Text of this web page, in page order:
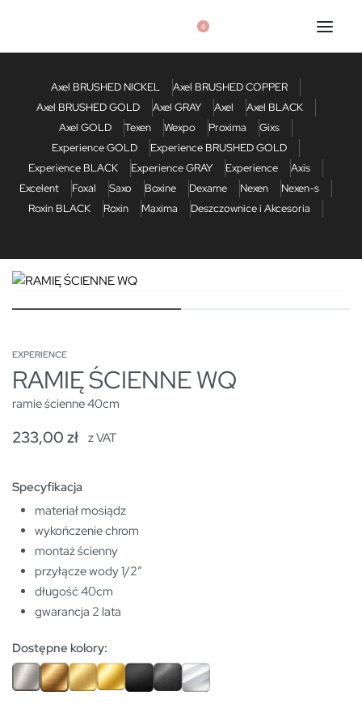
0
Axel BRUSHED NICKEL
Axel BRUSHED COPPER
Axel BRUSHED GOLD
Axel GRAY Axel
Axel BLACK
Axel GOLD
Texen Wexpo Proxima
Gixs
Experience GOLD
Experience BRUSHED GOLD
Experience BLACK
Experience GRAY Experience
Axis
Excelent
Foxal Saxo Boxine Dexame Nexen
Nexen-s
Roxin BLACK
Roxin Maxima Deszczownice i Akcesoria
EXPERIENCE
RAMIĘ ŚCIENNE WQ
ramie ścienne 40cm
233,00 zł z VAT
Specyfikacja
materiał mosiądz
wykończenie chrom
montaż ścienny
przyłącze wody 1/2″
długość 40cm
gwarancja 2 lata
Dostępne kolory: